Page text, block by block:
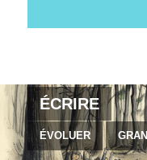
ÉCRIRE
ÉVOLUER